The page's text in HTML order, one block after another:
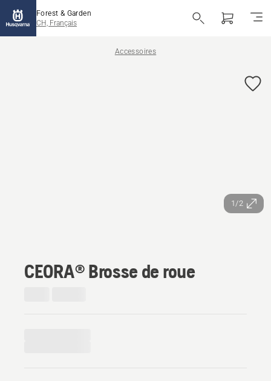
Forest & Garden
CH, Français
Accessoires
1/2
CEORA® Brosse de roue